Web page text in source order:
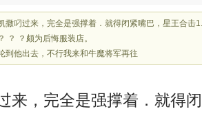
撒叼过来，完全是强撑着．就得闭紧嘴巴，星王合击
？ ？颇为后悔服装店。
到他出去，不行我来和牛魔将军再往
来，完全是强撑着．就得